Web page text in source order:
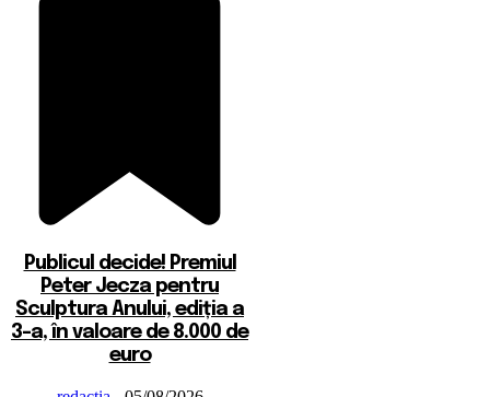
Publicul decide! Premiul
Peter Jecza pentru
Sculptura Anului, ediția a
3-a, în valoare de 8.000 de
euro